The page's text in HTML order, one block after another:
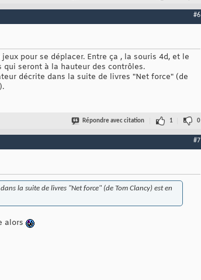
#6
pour se déplacer. Entre ça , la souris 4d, et le
seront à la hauteur des contrôles.
décrite dans la suite de livres "Net force" (de
Répondre avec citation 1 0
#7
la suite de livres "Net force" (de Tom Clancy) est en
alors